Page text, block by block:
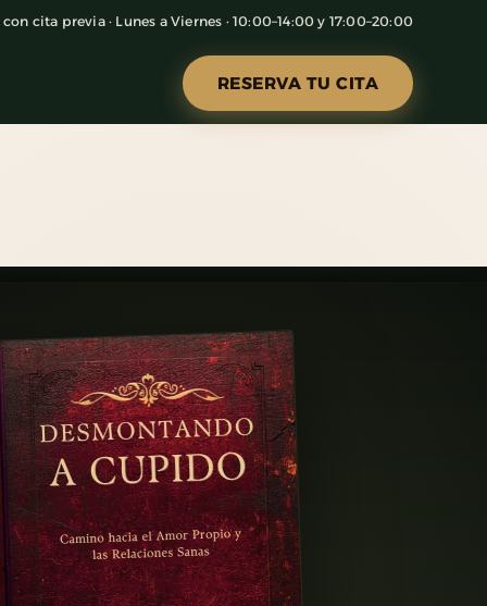
cita previa · Lunes a Viernes · 10:00–14:00 y 17:00–20:00
RESERVA TU CITA